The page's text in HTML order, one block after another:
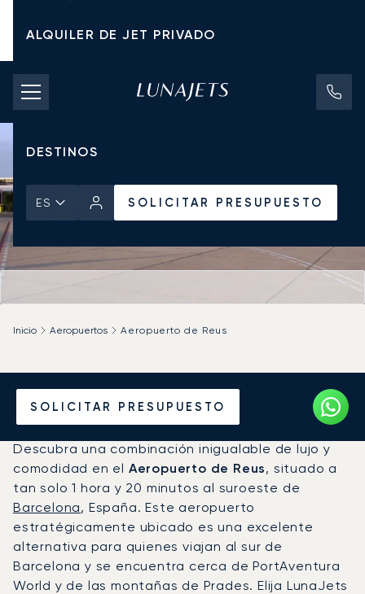
ALQUILER DE JET PRIVADO
TARIFAS DE CHÁRTER
JETS PRIVADOS
DESTINOS
ES SOLICITAR PRESUPUESTO
SOLICITAR PRESUPUESTO
Inicio Aeropuertos Aeropuerto de Reus
Vuele en Jet Privado al
Aeropuerto de Reus (REU)
Descubra una combinación inigualable de lujo y
comodidad en el Aeropuerto de Reus, situado a
tan solo 1 hora y 20 minutos al suroeste de
Barcelona, España. Este aeropuerto
estratégicamente ubicado es una excelente
alternativa para quienes viajan al sur de
Barcelona y se encuentra cerca de PortAventura
World y de las montañas de Prades. Elija LunaJets